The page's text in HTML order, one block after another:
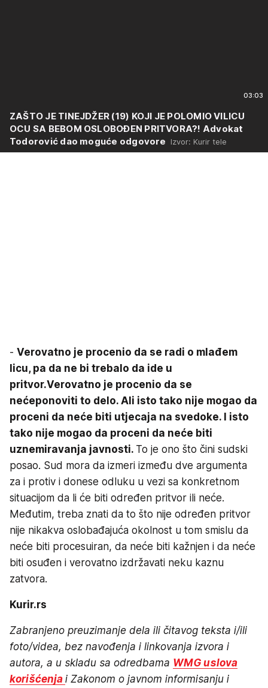
03:03
ZAŠTO JE TINEJDŽER (19) KOJI JE POLOMIO VILICU
OCU SA BEBOM OSLOBOĐEN PRITVORA?! Advokat
Todorović dao moguće odgovore
Izvor: Kurir tele
- Verovatno je procenio da se radi o mlađem
licu, pa da ne bi trebalo da ide u
pritvor.Verovatno je procenio da se
nećeponoviti to delo. Ali isto tako nije mogao da
proceni da neće biti utjecaja na svedoke. I isto
tako nije mogao da proceni da neće biti
uznemiravanja javnosti. To je ono što čini sudski
posao. Sud mora da izmeri između dve argumenta
za i protiv i donese odluku u vezi sa konkretnom
situacijom da li će biti određen pritvor ili neće.
Međutim, treba znati da to što nije određen pritvor
nije nikakva oslobađajuća okolnost u tom smislu da
neće biti procesuiran, da neće biti kažnjen i da neće
biti osuđen i verovatno izdržavati neku kaznu
zatvora.
Kurir.rs
Zabranjeno preuzimanje dela ili čitavog teksta i/ili
foto/videa, bez navođenja i linkovanja izvora i
autora, a u skladu sa odredbama WMG uslova
korišćenja i Zakonom o javnom informisanju i